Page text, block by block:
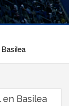
Basilea